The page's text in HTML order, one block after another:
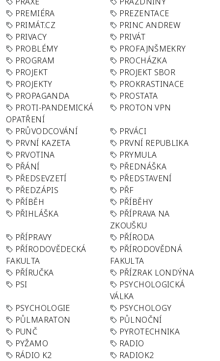
PREMIÉRA
PREZENTACE
PRIMÁT.CZ
PRINC ANDREW
PRIVACY
PRIVÁT
PROBLÉMY
PROFAJNŠMEKRY
PROGRAM
PROCHÁZKA
PROJEKT
PROJEKT SBOR
PROJEKTY
PROKRASTINACE
PROPAGANDA
PROSTATA
PROTI-PANDEMICKÁ
OPATŘENÍ
PROTON VPN
PRŮVODCOVÁNÍ
PRVÁCI
PRVNÍ KAZETA
PRVNÍ REPUBLIKA
PRVOTINA
PRYMULA
PŘÁNÍ
PŘEDNÁŠKA
PŘEDSEVZETÍ
PŘEDSTAVENÍ
PŘEDZÁPIS
PŘF
PŘÍBĚH
PŘÍBĚHY
PŘIHLÁŠKA
PŘÍPRAVA NA
ZKOUŠKU
PŘÍPRAVY
PŘÍRODA
PŘÍRODOVĚDECKÁ
FAKULTA
PŘÍRODOVĚDNÁ
FAKULTA
PŘÍRUČKA
PŘÍZRAK LONDÝNA
PSI
PSYCHOLOGICKÁ
VÁLKA
PSYCHOLOGIE
PSYCHOLOGY
PŮLMARATON
PŮLNOČNÍ
PUNČ
PYROTECHNIKA
PYŽAMO
RADIO
RÁDIO K2
RADIOK2